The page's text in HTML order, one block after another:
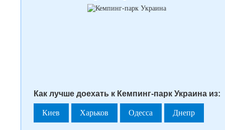
Как лучше доехать к Кемпинг-парк Украина из:
Киев Харьков Одесса Днепр